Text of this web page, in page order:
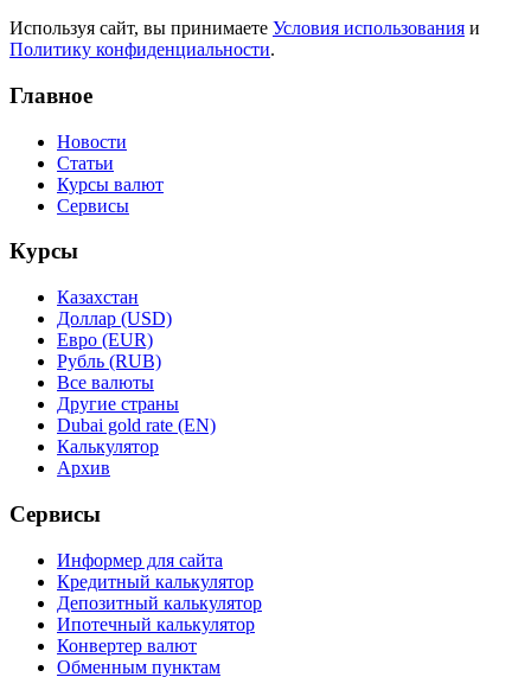
Используя сайт, вы принимаете Условия использования и
Политику конфиденциальности.
Главное
Новости
Статьи
Курсы валют
Сервисы
Курсы
Казахстан
Доллар (USD)
Евро (EUR)
Рубль (RUB)
Все валюты
Другие страны
Dubai gold rate (EN)
Калькулятор
Архив
Сервисы
Информер для сайта
Кредитный калькулятор
Депозитный калькулятор
Ипотечный калькулятор
Конвертер валют
Обменным пунктам